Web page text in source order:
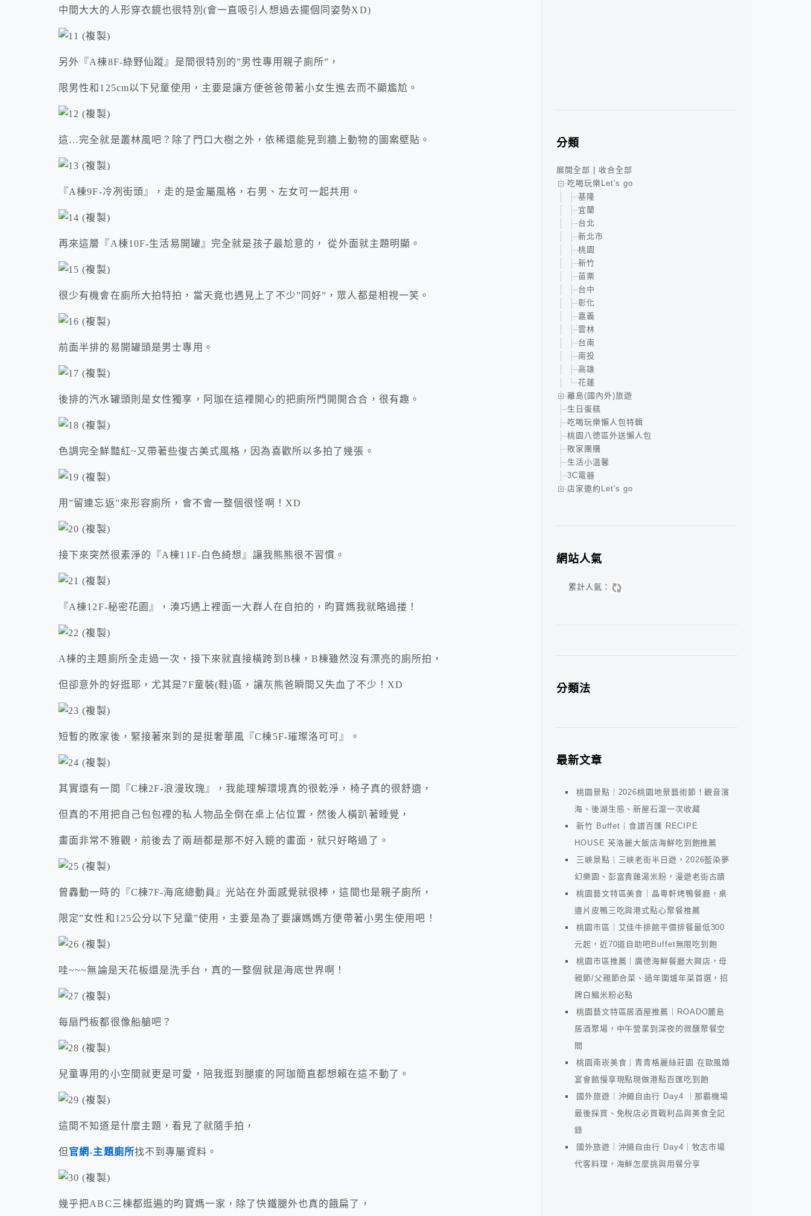
中間大大的人形穿衣鏡也很特別(會一直吸引人想過去擺個同姿勢XD)
另外『A棟8F-綠野仙蹤』是間很特別的”男性專用親子廁所”，
限男性和125cm以下兒童使用，主要是讓方便爸爸帶著小女生進去而不顯尷尬。
這…完全就是叢林風吧？除了門口大樹之外，依稀還能見到牆上動物的圖案壁貼。
『A棟9F-冷冽街頭』，走的是金屬風格，右男、左女可一起共用。
再來這層『A棟10F-生活易開罐』完全就是孩子最尬意的， 從外面就主題明顯。
很少有機會在廁所大拍特拍，當天竟也遇見上了不少”同好”，眾人都是相視一笑。
前面半排的易開罐頭是男士專用。
後排的汽水罐頭則是女性獨享，阿珈在這裡開心的把廁所門開開合合，很有趣。
色調完全鮮豔紅~又帶著些復古美式風格，因為喜歡所以多拍了幾張。
用”留連忘返”來形容廁所，會不會一整個很怪啊！XD
接下來突然很素淨的『A棟11F-白色綺想』讓我熊熊很不習慣。
『A棟12F-秘密花園』，湊巧遇上裡面一大群人在自拍的，昀寶媽我就略過搂！
A棟的主題廁所全走過一次，接下來就直接橫跨到B棟，B棟雖然沒有漂亮的廁所拍，
但卻意外的好逛耶，尤其是7F童裝(鞋)區，讓灰熊爸瞬間又失血了不少！XD
短暫的敗家後，緊接著來到的是挺奢華風『C棟5F-璀璨洛可可』。
其實還有一間『C棟2F-浪漫玫瑰』，我能理解環境真的很乾淨，椅子真的很舒適，
但真的不用把自己包包裡的私人物品全倒在桌上佔位置，然後人橫趴著睡覺，
畫面非常不雅觀，前後去了兩趟都是那不好入鏡的畫面，就只好略過了。
曾轟動一時的『C棟7F-海底總動員』光站在外面感覺就很棒，這間也是親子廁所，
限定”女性和125公分以下兒童”使用，主要是為了要讓媽媽方便帶著小男生使用吧！
哇~~~無論是天花板還是洗手台，真的一整個就是海底世界啊！
每扇門板都很像船艙吧？
兒童專用的小空間就更是可愛，陪我逛到腿痠的阿珈簡直都想賴在這不動了。
這間不知道是什麼主題，看見了就隨手拍，
但 官網-主題廁所找不到專屬資料。
幾乎把ABC三棟都逛遍的昀寶媽一家，除了快鐵腿外也真的餓扁了，
分類
展開全部
收合全部
吃喝玩樂Let's go
基隆
宜蘭
台北
新北市
桃園
新竹
苗栗
台中
彰化
嘉義
雲林
台南
南投
高雄
花蓮
離島(國內外)旅遊
生日蛋糕
吃喝玩樂懶人包特輯
桃園八德區外送懶人包
敗家團購
生活小溫馨
3C電器
店家邀約Let's go
網站人氣
累計人氣：
分類法
最新文章
桃園景點｜2026桃園地景藝術節！觀音濱
海、後湖生態、新屋石滬一次收藏
新竹 Buffet｜食譜百匯 RECIPE
HOUSE 芙洛麗大飯店海鮮吃到飽推薦
三峽景點｜三峽老街半日遊，2026藍染夢
幻樂園、彭富貴雞湯米粉，漫遊老街古蹟
桃園藝文特區美食｜晶粵軒烤鴨餐廳，桌
邊片皮鴨三吃與港式點心聚餐推薦
桃園市區｜艾佳牛排館平價排餐最低300
元起，近70道自助吧Buffet無限吃到飽
桃園市區推薦｜廣德海鮮餐廳大興店，母
親節/父親節合菜、過年圍爐年菜首選，招
牌白鯧米粉必點
桃園藝文特區居酒屋推薦｜ROADO麓島
居酒聚場，中午營業到深夜的微醺聚餐空
間
桃園南崁美食｜青青格麗絲莊園 在歐風婚
宴會館慢享現點現做港點百匯吃到飽
國外旅遊｜沖繩自由行 Day4 ｜那霸機場
最後採買、免稅店必買戰利品與美食全記
錄
國外旅遊｜沖繩自由行 Day4｜牧志市場
代客料理，海鮮怎麼挑與用餐分享